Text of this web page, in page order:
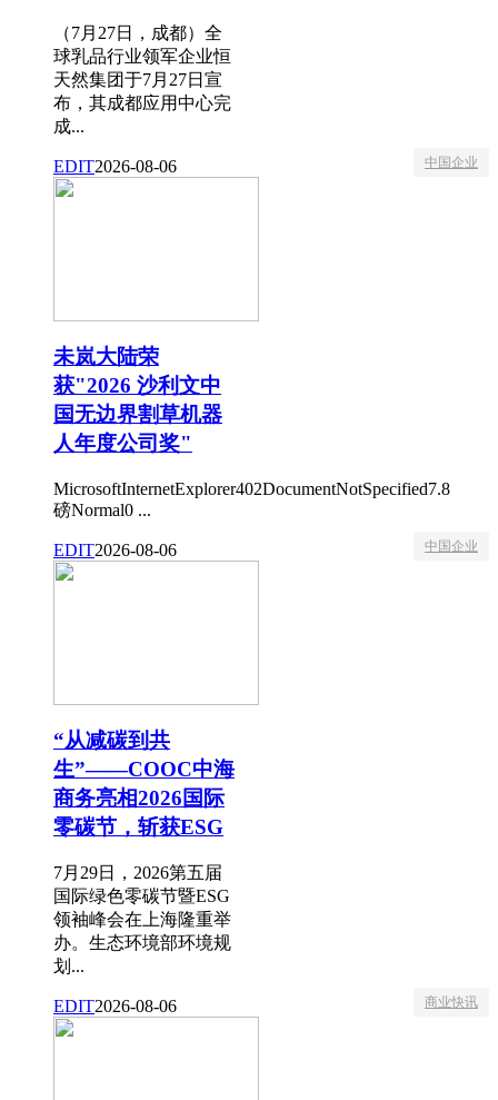
（7月27日，成都）全
球乳品行业领军企业恒
天然集团于7月27日宣
布，其成都应用中心完
成...
EDIT2026-08-06 中国企业
未岚大陆荣
获"2026 沙利文中
国无边界割草机器
人年度公司奖"
MicrosoftInternetExplorer402DocumentNotSpecified7.8
磅Normal0 ...
EDIT2026-08-06 中国企业
“从减碳到共
生”——COOC中海
商务亮相2026国际
零碳节，斩获ESG
7月29日，2026第五届
国际绿色零碳节暨ESG
领袖峰会在上海隆重举
办。生态环境部环境规
划...
EDIT2026-08-06 商业快讯